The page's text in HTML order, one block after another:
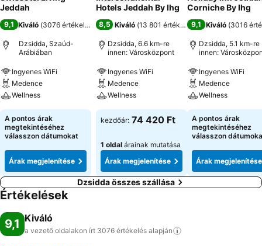
Jeddah
9,1 Kiváló (3076 értékelés
Dzsidda, Szaúd-
Arábiában
Ingyenes WiFi
Medence
Wellness
A pontos árak
megtekintéséhez
válasszon dátumokat
Árak megjelenítése
Hotels Jeddah By Ihg
8,5 Kiváló (13 801 értékelés)
Dzsidda, 6.6 km-re
innen: Városközpont
Ingyenes WiFi
Medence
Wellness
kezdőár: 74 420 Ft
1 oldal árainak mutatása
Árak megjelenítése
Corniche By Ihg
9,1 Kiváló (3016
Dzsidda, 5.1 km-re
innen:
Ingyenes WiFi
Medence
Wellness
A pontos árak
megtekintéséhez
válasszon
Árak megjelenítése
Dzsidda összes szállása
Értékelések
9,1 Kiváló
a vezető oldalakon írt 3076 értékelés alapján